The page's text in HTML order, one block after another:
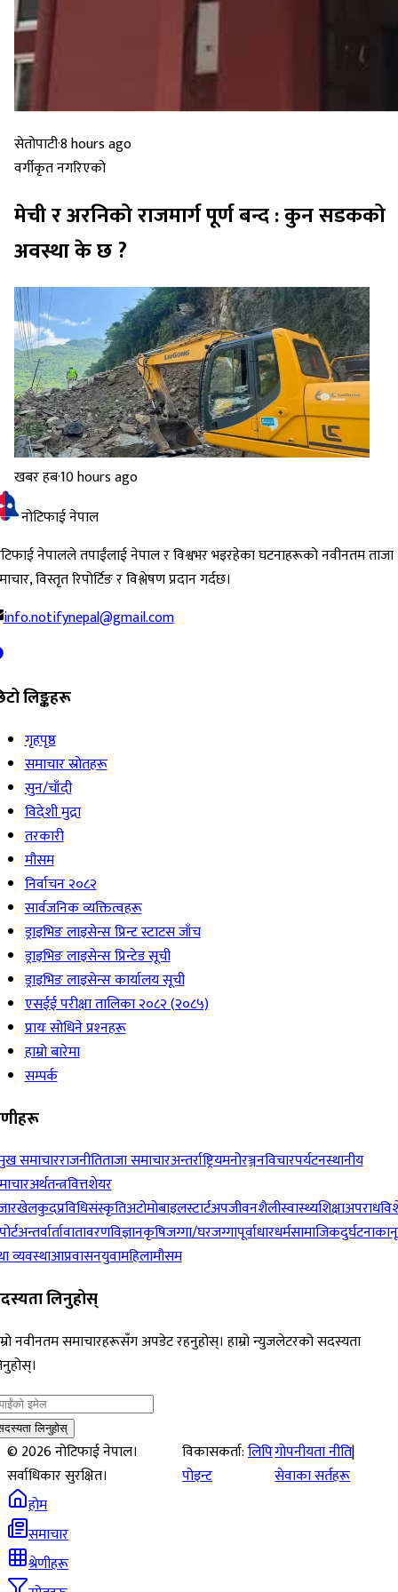
सेतोपाटी·8 hours ago
वर्गीकृत नगरिएको
मेची र अरनिको राजमार्ग पूर्ण बन्द : कुन सडकको
अवस्था के छ ?
खबर हब·10 hours ago
नोटिफाई नेपाल
नेपालले तपाईंलाई नेपाल र विश्वभर भइरहेका घटनाहरूको नवीनतम ताजा
विस्तृत रिपोर्टिङ र विश्लेषण प्रदान गर्दछ।
info.notifynepal@gmail.com
लिङ्कहरू
गृहपृष्ठ
समाचार स्रोतहरू
सुन/चाँदी
विदेशी मुद्रा
तरकारी
मौसम
निर्वाचन २०८२
सार्वजनिक व्यक्तित्वहरू
ड्राइभिङ लाइसेन्स प्रिन्ट स्टाटस जाँच
ड्राइभिङ लाइसेन्स प्रिन्टेड सूची
ड्राइभिङ लाइसेन्स कार्यालय सूची
एसईई परीक्षा तालिका २०८२ (२०८५)
प्रायः सोधिने प्रश्‍नहरू
हाम्रो बारेमा
सम्पर्क
समाचारराजनीतिताजा समाचारअन्तर्राष्ट्रियमनोरञ्जनविचारपर्यटनस्थानीय
अर्थतन्त्रवित्तशेयर
खेलकुदप्रविधिसंस्कृतिअटोमोबाइलस्टार्टअपजीवनशैलीस्वास्थ्यशिक्षाअपराध
अन्तर्वार्तावातावरणविज्ञानकृषिजग्गा/घरजग्गापूर्वाधारधर्मसामाजिकदुर्घटना
व्यवस्थाआप्रवासनयुवामहिलामौसम
लिनुहोस्
नवीनतम समाचारहरूसँग अपडेट रहनुहोस्। हाम्रो न्युजलेटरको सदस्यता
लिनुहोस्
©2026नोटिफाई नेपाल।
सर्वाधिकार सुरक्षित।
विकासकर्ता:लिपि
पोइन्ट
गोपनीयता नीति|
सेवाका सर्तहरू
होम
समाचार
श्रेणीहरू